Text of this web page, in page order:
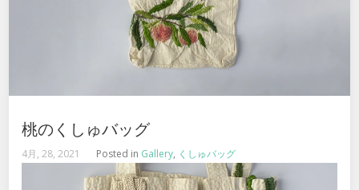
桃のくしゅバッグ
4月, 28, 2021 Posted in Gallery, くしゅバッグ